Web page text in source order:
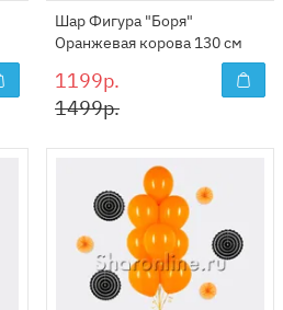
Шар Фигура "Боря"
Оранжевая корова 130 см
1199р.
1499р.